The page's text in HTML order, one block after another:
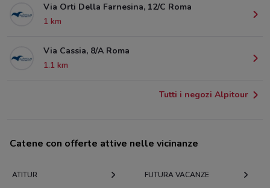
Via Orti Della Farnesina, 12/C Roma
1 km
Via Cassia, 8/A Roma
1.1 km
Tutti i negozi Alpitour
Catene con offerte attive nelle vicinanze
ATITUR FUTURA VACANZE